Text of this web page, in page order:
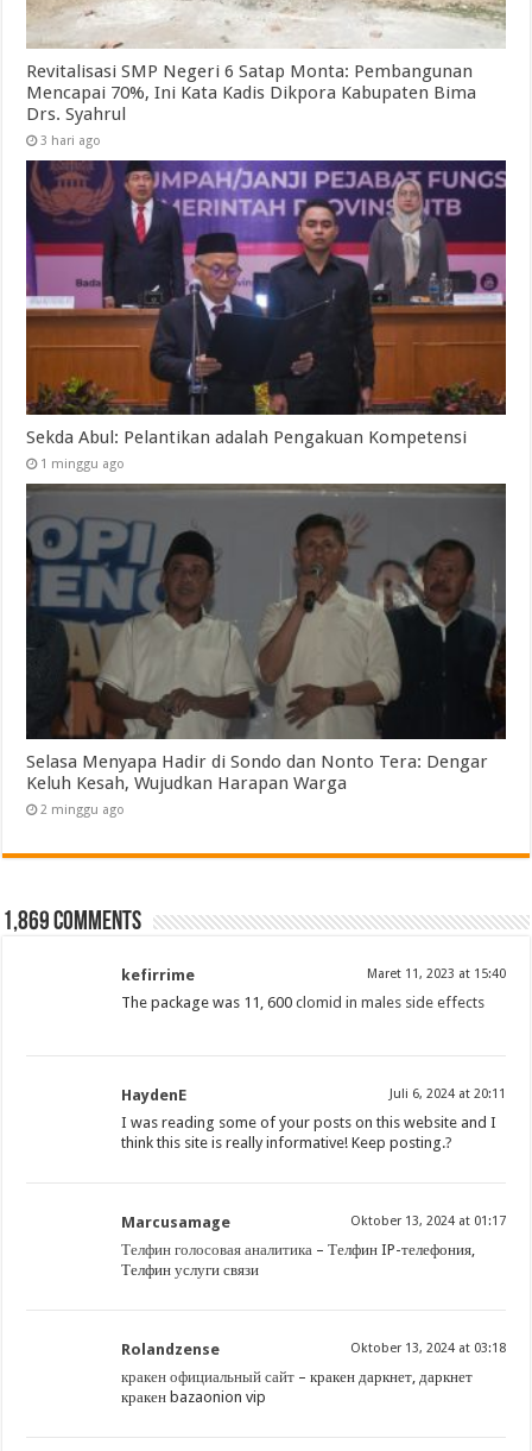
Revitalisasi SMP Negeri 6 Satap Monta: Pembangunan
Mencapai 70%, Ini Kata Kadis Dikpora Kabupaten Bima
Drs. Syahrul
3 hari ago
Sekda Abul: Pelantikan adalah Pengakuan Kompetensi
1 minggu ago
Selasa Menyapa Hadir di Sondo dan Nonto Tera: Dengar
Keluh Kesah, Wujudkan Harapan Warga
2 minggu ago
1,869 comments
kefirrime Maret 11, 2023 at 15:40
The package was 11, 600clomid in males side effects
HaydenE Juli 6, 2024 at 20:11
I was reading some of your posts on this website and I
think this site is really informative! Keep posting.?
Marcusamage Oktober 13, 2024 at 01:17
Телфин голосовая аналитика – Телфин IP-телефония,
Телфин услуги связи
Rolandzense Oktober 13, 2024 at 03:18
кракен официальный сайт – кракен даркнет, даркнет
кракен bazaonion vip